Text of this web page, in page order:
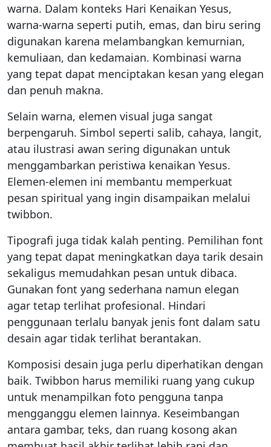
warna. Dalam konteks Hari Kenaikan Yesus,
warna-warna seperti putih, emas, dan biru sering
digunakan karena melambangkan kemurnian,
kemuliaan, dan kedamaian. Kombinasi warna
yang tepat dapat menciptakan kesan yang elegan
dan penuh makna.
Selain warna, elemen visual juga sangat
berpengaruh. Simbol seperti salib, cahaya, langit,
atau ilustrasi awan sering digunakan untuk
menggambarkan peristiwa kenaikan Yesus.
Elemen-elemen ini membantu memperkuat
pesan spiritual yang ingin disampaikan melalui
twibbon.
Tipografi juga tidak kalah penting. Pemilihan font
yang tepat dapat meningkatkan daya tarik desain
sekaligus memudahkan pesan untuk dibaca.
Gunakan font yang sederhana namun elegan
agar tetap terlihat profesional. Hindari
penggunaan terlalu banyak jenis font dalam satu
desain agar tidak terlihat berantakan.
Komposisi desain juga perlu diperhatikan dengan
baik. Twibbon harus memiliki ruang yang cukup
untuk menampilkan foto pengguna tanpa
mengganggu elemen lainnya. Keseimbangan
antara gambar, teks, dan ruang kosong akan